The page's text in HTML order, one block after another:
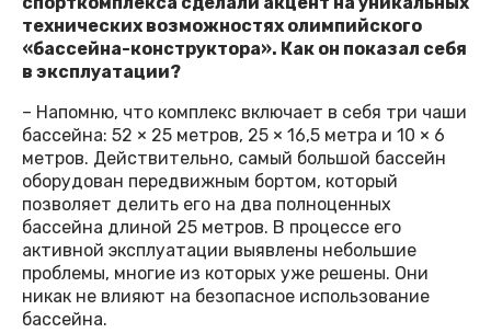
технических возможностях олимпийского
«бассейна-конструктора». Как он показал себя
в эксплуатации?
– Напомню, что комплекс включает в себя три чаши
бассейна: 52 × 25 метров, 25 × 16,5 метра и 10 × 6
метров. Действительно, самый большой бассейн
оборудован передвижным бортом, который
позволяет делить его на два полноценных
бассейна длиной 25 метров. В процессе его
активной эксплуатации выявлены небольшие
проблемы, многие из которых уже решены. Они
никак не влияют на безопасное использование
бассейна.